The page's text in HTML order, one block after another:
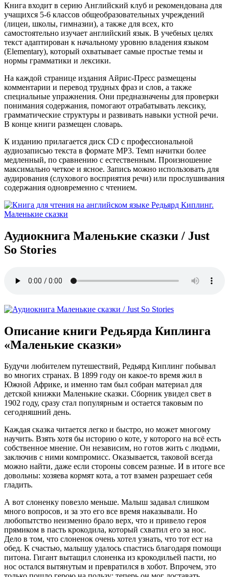
Книга входит в серию Английский клуб и рекомендована для
учащихся 5-6 классов общеобразовательных учреждений
(лицеи, школы, гимназии), а также для всех, кто
самостоятельно изучает английский язык. В учебных целях
текст адаптирован к начальному уровню владения языком
(Elementary), который охватывает самые простые темы и
нормы грамматики и лексики.
На каждой странице издания Айрис-Пресс размещены
комментарии и перевод трудных фраз и слов, а также
специальные упражнения. Они предназначены для проверки
понимания содержания, помогают отрабатывать лексику,
грамматические структуры и развивать навыки устной речи.
В конце книги размещен словарь.
К изданию прилагается диск CD с профессиональной
аудиозаписью текста в формате MP3. Темп начитки более
медленный, по сравнению с естественным. Произношение
максимально четкое и ясное. Запись можно использовать для
аудирования (слухового восприятия речи) или прослушивания
содержания одновременно с чтением.
Аудиокнига Маленькие сказки / Just
So Stories
Описание книги Редьярда Киплинга
«Маленькие сказки»
Будучи любителем путешествий, Редьярд Киплинг побывал
во многих странах. В 1899 году он какое-то время жил в
Южной Африке, и именно там был собран материал для
детской книжки Маленькие сказки. Сборник увидел свет в
1902 году, сразу стал популярным и остается таковым по
сегодняшний день.
Каждая сказка читается легко и быстро, но может многому
научить. Взять хотя бы историю о коте, у которого на всё есть
собственное мнение. Он независим, но готов жить с людьми,
заключив с ними компромисс. Оказывается, таковой всегда
можно найти, даже если стороны совсем разные. И в итоге все
довольны: хозяева кормят кота, а тот взамен разрешает себя
гладить.
А вот слоненку повезло меньше. Малыш задавал слишком
много вопросов, и за это его все время наказывали. Но
любопытство неизменно брало верх, что и привело героя
прямиком в пасть крокодила, который схватил его за нос.
Дело в том, что слоненок очень хотел узнать, что тот ест на
обед. К счастью, малышу удалось спастись благодаря помощи
питона. Гигант вытащил слоненка из крокодильей пасти, но
нос остался вытянутым и превратился в хобот. Впрочем, это